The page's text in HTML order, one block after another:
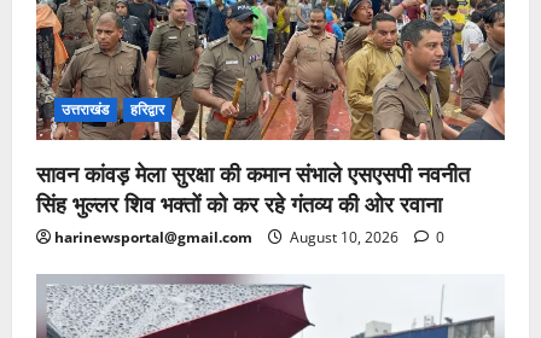
उत्तराखंड हरिद्वार
सावन कांवड़ मेला सुरक्षा की कमान संभाले एसएसपी नवनीत
सिंह भुल्लर शिव भक्तों को कर रहे गंतव्य की ओर रवाना
harinewsportal@gmail.com August 10, 2026 0